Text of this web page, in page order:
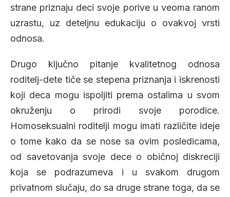
strane priznaju deci svoje porive u veoma ranom
uzrastu, uz deteljnu edukaciju o ovakvoj vrsti
odnosa.
Drugo ključno pitanje kvalitetnog odnosa
roditelj-dete tiče se stepena priznanja i iskrenosti
koji deca mogu ispoljiti prema ostalima u svom
okruženju o prirodi svoje porodice.
Homoseksualni roditelji mogu imati različite ideje
o tome kako da se nose sa ovim posledicama,
od savetovanja svoje dece o običnoj diskreciji
koja se podrazumeva i u svakom drugom
privatnom slučaju, do sa druge strane toga, da se